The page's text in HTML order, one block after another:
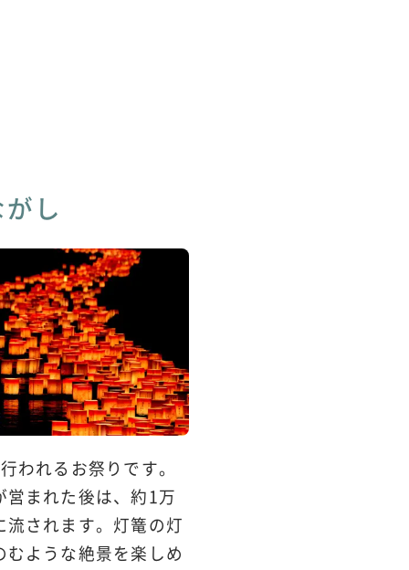
し
われるお祭りです。
まれた後は、約1万
されます。灯篭の灯
ような絶景を楽しめ